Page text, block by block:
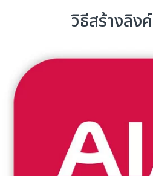
วิธีสร้างลิง